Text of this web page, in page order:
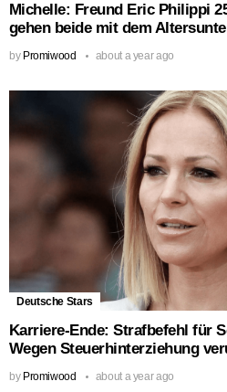
Michelle: Freund Eric Philippi
gehen beide mit dem
by Promiwood about a year ago
Deutsche Stars
Karriere-Ende: Strafbefehl für
Wegen Steuerhinterziehung
by Promiwood about a year ago